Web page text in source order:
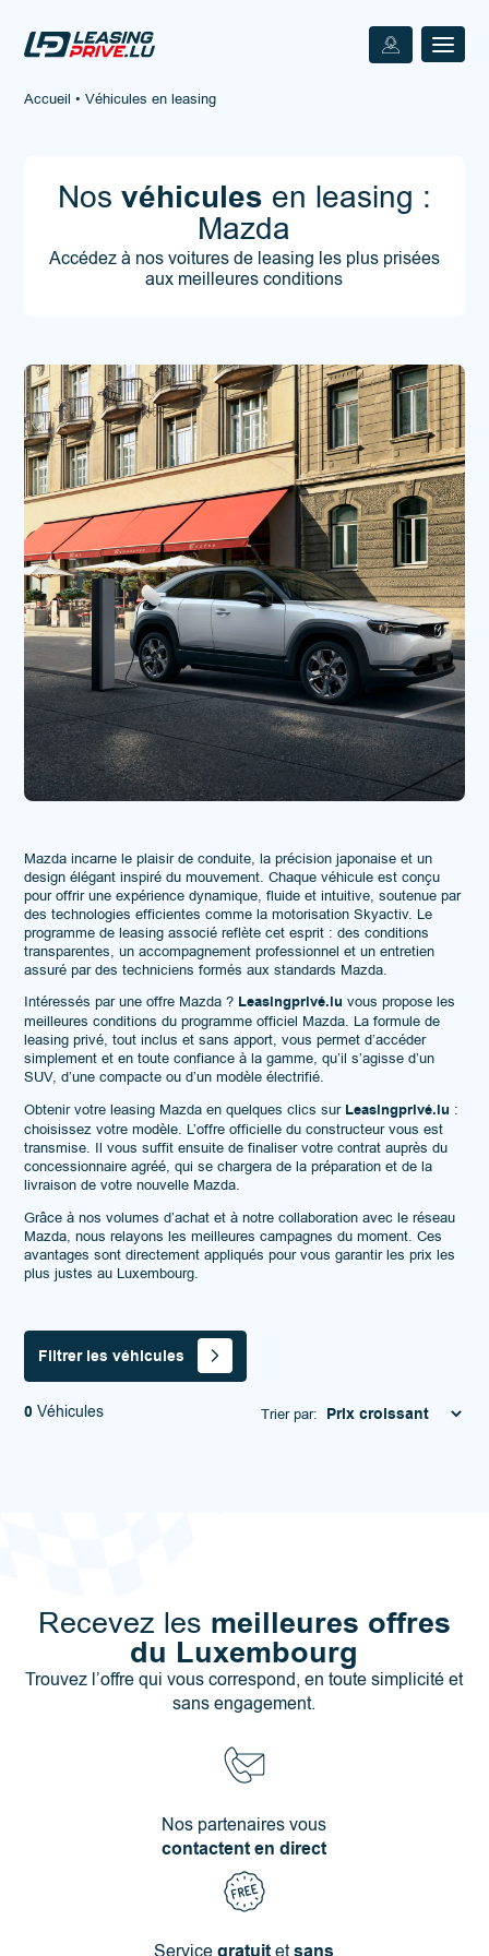
Accueil • Véhicules en leasing
Nos véhicules en leasing :
Mazda
Accédez à nos voitures de leasing les plus prisées
aux meilleures conditions
Mazda incarne le plaisir de conduite, la précision japonaise et un
design élégant inspiré du mouvement. Chaque véhicule est conçu
pour offrir une expérience dynamique, fluide et intuitive, soutenue par
des technologies efficientes comme la motorisation Skyactiv. Le
programme de leasing associé reflète cet esprit : des conditions
transparentes, un accompagnement professionnel et un entretien
assuré par des techniciens formés aux standards Mazda.
Intéressés par une offre Mazda ? Leasingprivé.lu vous propose les
meilleures conditions du programme officiel Mazda. La formule de
leasing privé, tout inclus et sans apport, vous permet d’accéder
simplement et en toute confiance à la gamme, qu’il s’agisse d’un
SUV, d’une compacte ou d’un modèle électrifié.
Obtenir votre leasing Mazda en quelques clics sur Leasingprivé.lu :
choisissez votre modèle. L’offre officielle du constructeur vous est
transmise. Il vous suffit ensuite de finaliser votre contrat auprès du
concessionnaire agréé, qui se chargera de la préparation et de la
livraison de votre nouvelle Mazda.
Grâce à nos volumes d’achat et à notre collaboration avec le réseau
Mazda, nous relayons les meilleures campagnes du moment. Ces
avantages sont directement appliqués pour vous garantir les prix les
plus justes au Luxembourg.
Filtrer les véhicules
0 Véhicules Trier par:
Recevez les meilleures offres
du Luxembourg
Trouvez l’offre qui vous correspond, en toute simplicité et
sans engagement.
Nos partenaires vous
contactent en direct